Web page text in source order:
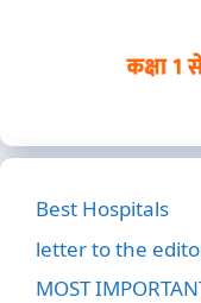
Best Hospitals
letter to the
MOST